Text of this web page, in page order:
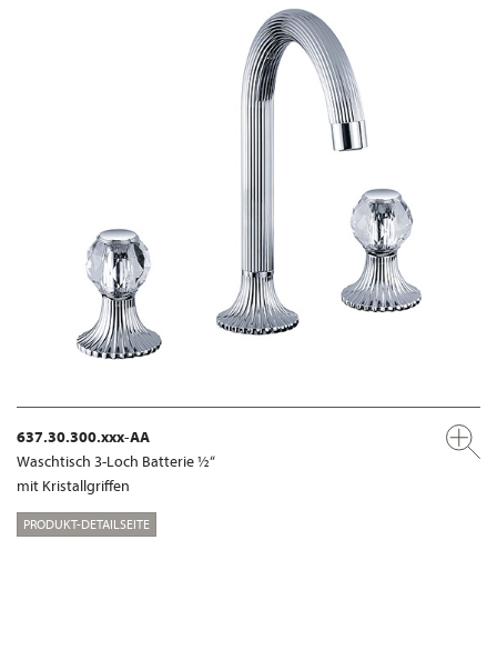
637.30.300.xxx-AA
Waschtisch 3-Loch Batterie ½“
mit Kristallgriffen
PRODUKT-DETAILSEITE